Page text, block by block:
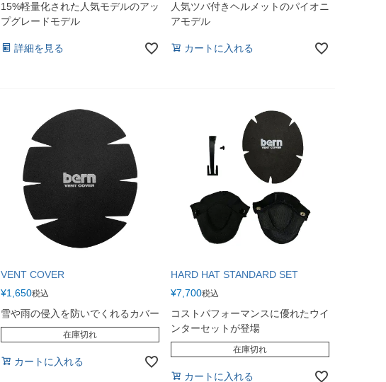
15%軽量化された人気モデルのアッ
プグレードモデル
詳細を見る
人気ツバ付きヘルメットのパイオニ
アモデル
カートに入れる
VENT COVER
¥1,650税込
雪や雨の侵入を防いでくれるカバー
在庫切れ
カートに入れる
HARD HAT STANDARD SET
¥7,700税込
コストパフォーマンスに優れたウイ
ンターセットが登場
在庫切れ
カートに入れる